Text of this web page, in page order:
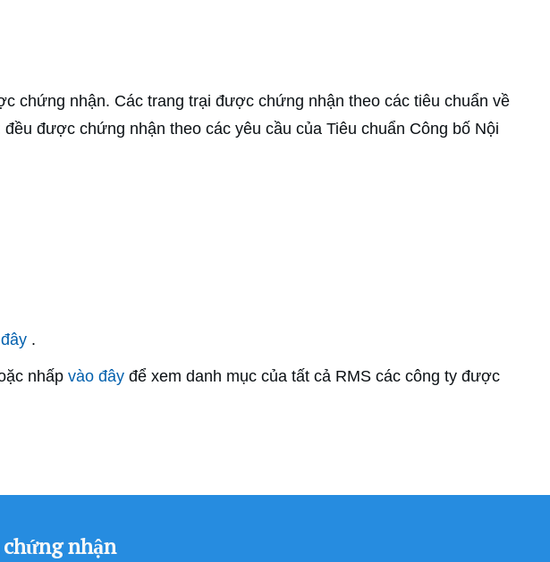
chứng nhận. Các trang trại được chứng nhận theo các tiêu chuẩn về
được chứng nhận theo các yêu cầu của Tiêu chuẩn Công bố Nội
.
nhấp vào đây để xem danh mục của tất cả RMS các công ty được
nhận